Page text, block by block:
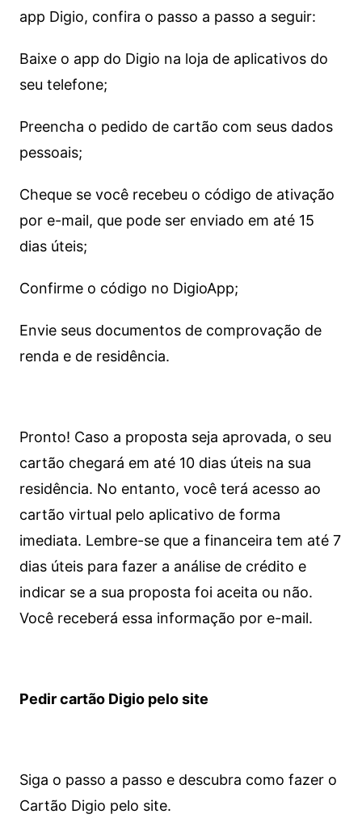
app Digio, confira o passo a passo a seguir:
Baixe o app do Digio na loja de aplicativos do
seu telefone;
Preencha o pedido de cartão com seus dados
pessoais;
Cheque se você recebeu o código de ativação
por e-mail, que pode ser enviado em até 15
dias úteis;
Confirme o código no DigioApp;
Envie seus documentos de comprovação de
renda e de residência.
Pronto! Caso a proposta seja aprovada, o seu
cartão chegará em até 10 dias úteis na sua
residência. No entanto, você terá acesso ao
cartão virtual pelo aplicativo de forma
imediata. Lembre-se que a financeira tem até 7
dias úteis para fazer a análise de crédito e
indicar se a sua proposta foi aceita ou não.
Você receberá essa informação por e-mail.
Pedir cartão Digio pelo site
Siga o passo a passo e descubra como fazer o
Cartão Digio pelo site.